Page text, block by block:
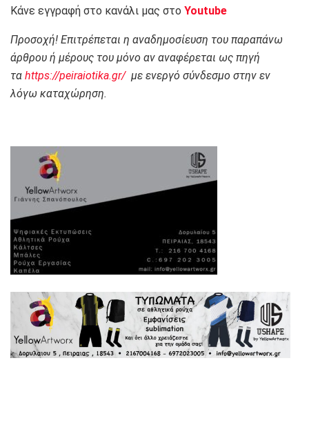
Κάνε εγγραφή στο κανάλι μας στο Youtube
Προσοχή! Επιτρέπεται η αναδημοσίευση του παραπάνω
άρθρου ή μέρους του μόνο αν αναφέρεται ως πηγή
τα https://peiraiotika.gr/με ενεργό σύνδεσμο στην εν
λόγω καταχώρηση.